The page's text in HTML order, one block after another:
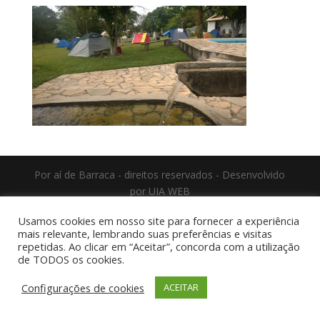
Por aí de Barraca - direitos reservados - Desenvolvido
por UIA WEB
Usamos cookies em nosso site para fornecer a experiência
mais relevante, lembrando suas preferências e visitas
repetidas. Ao clicar em “Aceitar”, concorda com a utilização
de TODOS os cookies.
Configurações de cookies
ACEITAR